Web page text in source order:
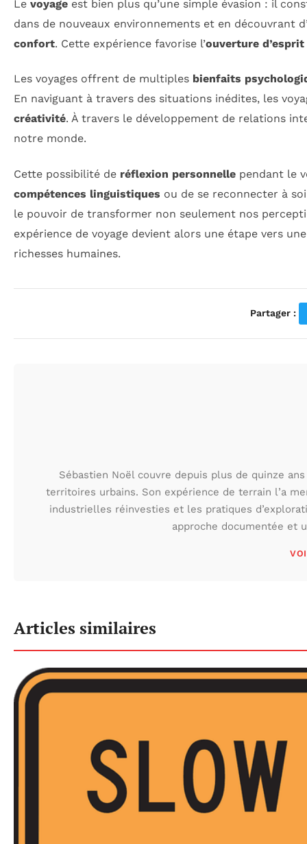
Le voyage est bien plus qu’une simple évasion : il
dans de nouveaux environnements et en découvrant
confort. Cette expérience favorise l’ouverture d’esprit
Les voyages offrent de multiples bienfaits
En naviguant à travers des situations inédites, les
créativité. À travers le développement de relations
notre monde.
Cette possibilité de réflexion personnelle pendant le
compétences linguistiques ou de se reconnecter à
le pouvoir de transformer non seulement nos
expérience de voyage devient alors une étape vers
richesses humaines.
Partager :
Sébastien Noël couvre depuis plus de quinze
territoires urbains. Son expérience de terrain l’a
industrielles réinvesties et les pratiques
approche documentée et
Articles similaires